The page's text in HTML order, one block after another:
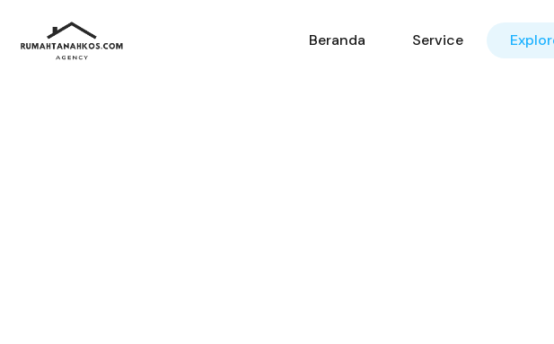
Beranda Service